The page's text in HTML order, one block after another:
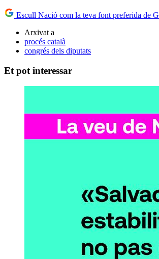
Escull Nació com la teva font preferida de
Arxivat a
procés català
congrés dels diputats
Et pot interessar